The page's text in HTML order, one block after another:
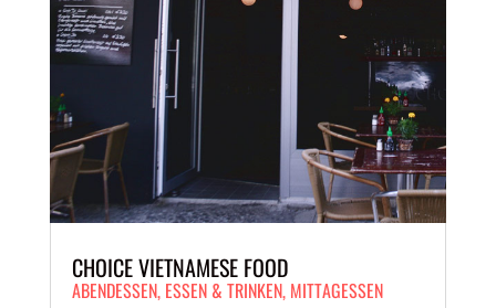
CHOICE VIETNAMESE FOOD
ABENDESSEN, ESSEN & TRINKEN, MITTAGESSEN